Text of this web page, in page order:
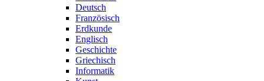
Deutsch
Französisch
Erdkunde
Englisch
Geschichte
Griechisch
Informatik